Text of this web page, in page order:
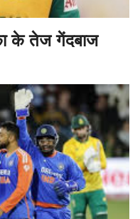
के तेज गेंदबाज